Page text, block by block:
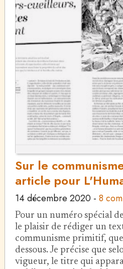
Sur le
article pour
14 décembre 2020 - 8
Pour un numéro spécial
le plaisir de rédiger un
communisme primitif,
dessous. Je précise que
vigueur, le titre qui